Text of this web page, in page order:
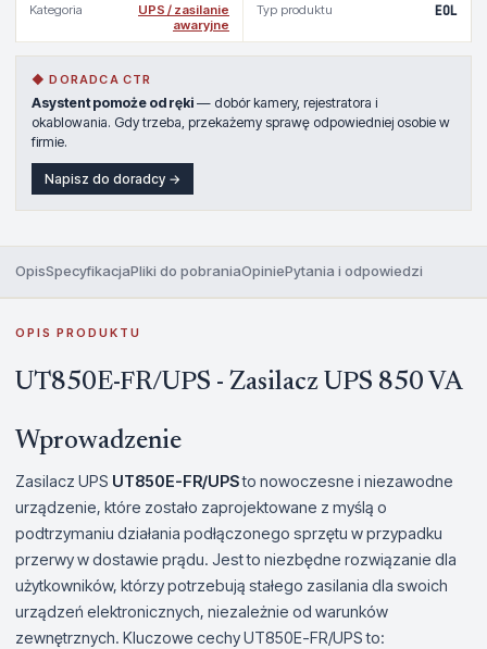
Kategoria
UPS / zasilanie
awaryjne
Typ produktu EOL
◆ DORADCA CTR
Asystent pomoże od ręki — dobór kamery, rejestratora i
okablowania. Gdy trzeba, przekażemy sprawę odpowiedniej osobie w
firmie.
Napisz do doradcy →
OpisSpecyfikacjaPliki do pobraniaOpiniePytania i odpowiedzi
OPIS PRODUKTU
UT850E-FR/UPS - Zasilacz UPS 850 VA
Wprowadzenie
Zasilacz UPS UT850E-FR/UPSto nowoczesne i niezawodne
urządzenie, które zostało zaprojektowane z myślą o
podtrzymaniu działania podłączonego sprzętu w przypadku
przerwy w dostawie prądu. Jest to niezbędne rozwiązanie dla
użytkowników, którzy potrzebują stałego zasilania dla swoich
urządzeń elektronicznych, niezależnie od warunków
zewnętrznych. Kluczowe cechy UT850E-FR/UPS to: